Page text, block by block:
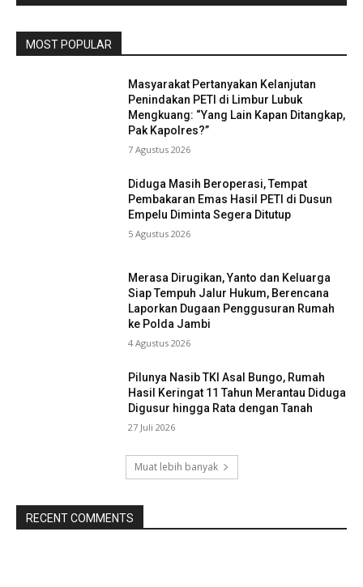
MOST POPULAR
Masyarakat Pertanyakan Kelanjutan
Penindakan PETI di Limbur Lubuk
Mengkuang: “Yang Lain Kapan Ditangkap,
Pak Kapolres?”
7 Agustus 2026
Diduga Masih Beroperasi, Tempat
Pembakaran Emas Hasil PETI di Dusun
Empelu Diminta Segera Ditutup
5 Agustus 2026
Merasa Dirugikan, Yanto dan Keluarga
Siap Tempuh Jalur Hukum, Berencana
Laporkan Dugaan Penggusuran Rumah
ke Polda Jambi
4 Agustus 2026
Pilunya Nasib TKI Asal Bungo, Rumah
Hasil Keringat 11 Tahun Merantau Diduga
Digusur hingga Rata dengan Tanah
27 Juli 2026
Muat lebih banyak
RECENT COMMENTS